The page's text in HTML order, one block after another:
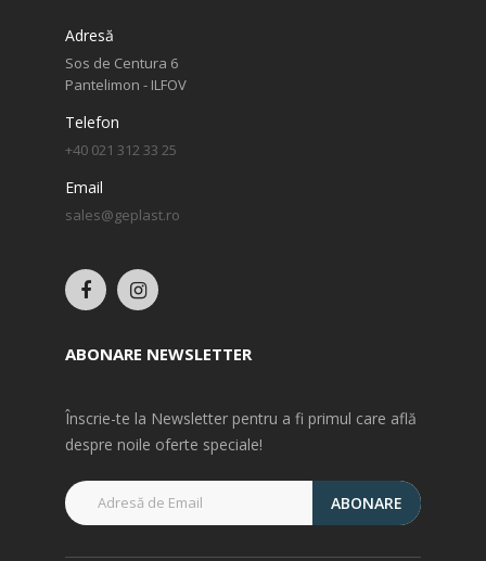
Adresă
Sos de Centura 6
Pantelimon - ILFOV
Telefon
+40 021 312 33 25
Email
sales@geplast.ro
ABONARE NEWSLETTER
Înscrie-te la Newsletter pentru a fi primul care află
despre noile oferte speciale!
ABONARE